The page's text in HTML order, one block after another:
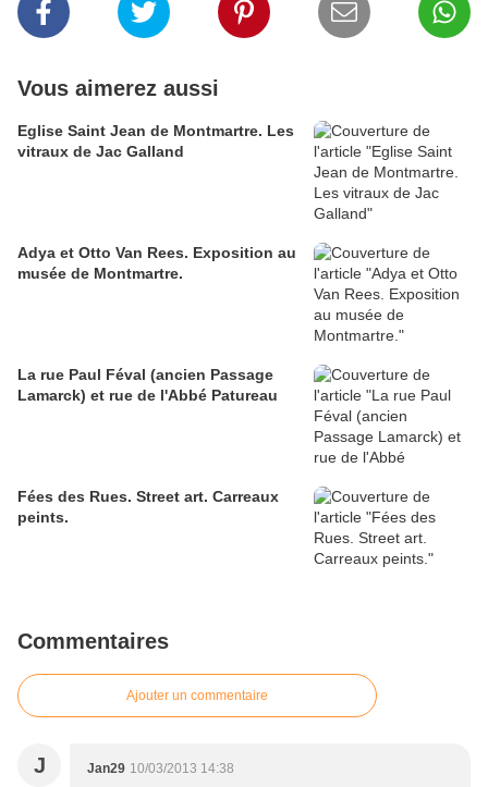
Vous aimerez aussi
Eglise Saint Jean de Montmartre. Les
vitraux de Jac Galland
Adya et Otto Van Rees. Exposition au
musée de Montmartre.
La rue Paul Féval (ancien Passage
Lamarck) et rue de l'Abbé Patureau
Fées des Rues. Street art. Carreaux
peints.
Commentaires
Ajouter un commentaire
J Jan29 10/03/2013 14:38